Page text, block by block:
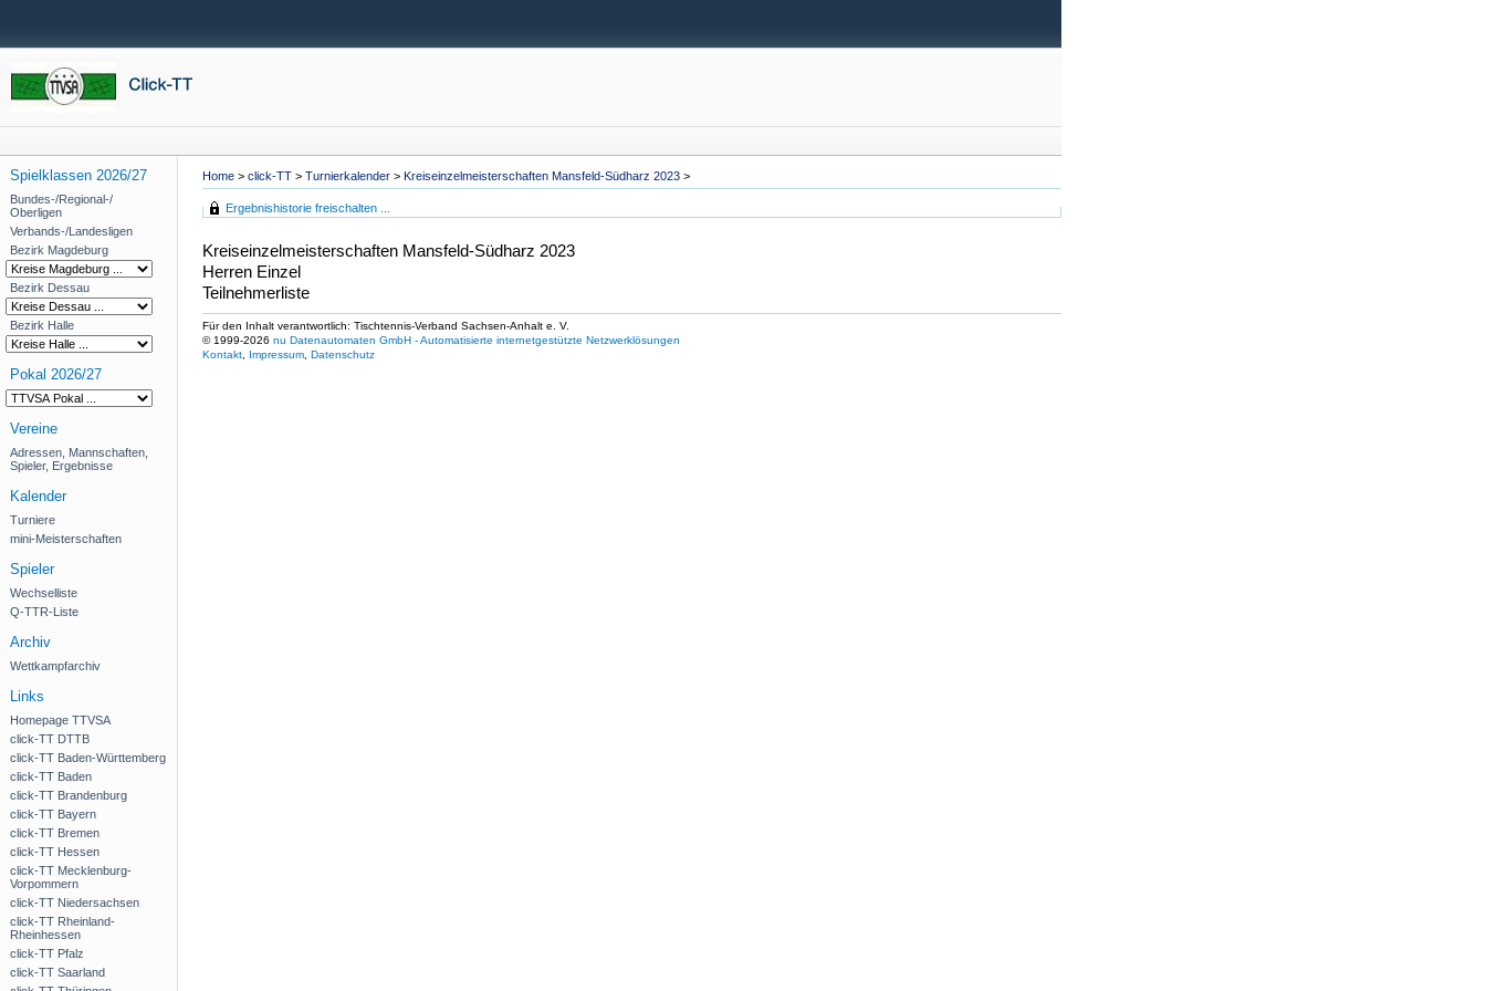
Home > click-TT > Turnierkalender > Kreiseinzelmeisterschaften Mansfeld-Südharz 2023 >
Spielklassen 2026/27
Bundes-/Regional-/
Oberligen
Verbands-/Landesligen
Bezirk Magdeburg
Bezirk Dessau
Bezirk Halle
Pokal 2026/27
Vereine
Adressen, Mannschaften,
Spieler, Ergebnisse
Kalender
Turniere
mini-Meisterschaften
Spieler
Wechselliste
Q-TTR-Liste
Archiv
Wettkampfarchiv
Links
Homepage TTVSA
click-TT DTTB
click-TT Baden-Württemberg
click-TT Baden
click-TT Brandenburg
click-TT Bayern
click-TT Bremen
click-TT Hessen
click-TT Mecklenburg-
Vorpommern
click-TT Niedersachsen
click-TT Rheinland-
Rheinhessen
click-TT Pfalz
click-TT Saarland
Ergebnishistorie freischalten ...
Kreiseinzelmeisterschaften Mansfeld-Südharz 2023
Herren Einzel
Teilnehmerliste
Für den Inhalt verantwortlich: Tischtennis-Verband Sachsen-Anhalt e. V.
© 1999-2026 nu Datenautomaten GmbH - Automatisierte internetgestützte Netzwerklösungen
Kontakt
Impressum Datenschutz